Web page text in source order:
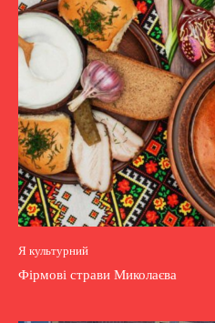
Я культурний
Фірмові страви Миколаєва